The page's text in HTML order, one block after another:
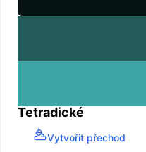
Tetradické
Vytvořit přechod